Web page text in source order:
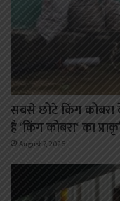
सबसे छोटे किंग कोबरा
है ‘किंग कोबरा‘ का
August 7, 2026